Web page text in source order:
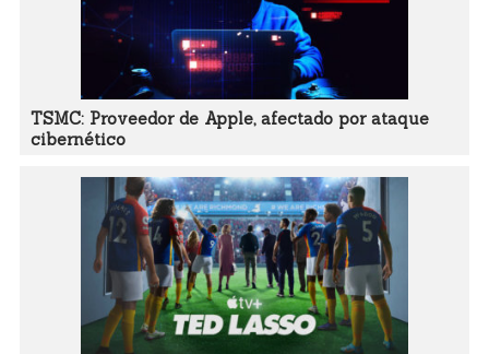
TSMC: Proveedor de Apple, afectado por ataque
cibernético